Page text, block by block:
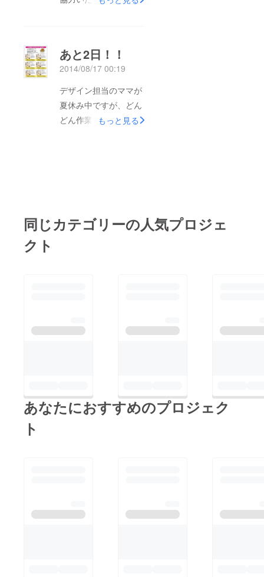
自身ももどかしい思い
なかったですが、
faavoを通して暖かい
り、ご支援いただいた
り、本を楽しみにして
いるよという声をいた
りますが、本を作成す
たはBLOGからきちん
だければ幸いです。
最後にもう一度・・・
さを感じております。
最後に。。。 この
Faavoを通じて、たく
さんの方から暖かい
メッセージや応援をい
きと考えています。
なのでゆっくりの作業
宜しくお願い致しま
あと2日！！
2014/08/17 00:19
デザイン担当のママが
夏休み中ですが、どん
どん作業してくれてい
り、ママたちなど子育
にてお名前か団体名
で宜しくお願い致しま
す！！
もっと見る
同じカテゴリーの人気プロジェ
クト
あなたにおすすめのプロジェク
ト